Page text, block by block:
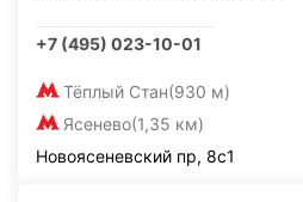
+7 (495) 023-10-01
Тёплый Стан(930 м)
Ясенево(1,35 км)
Новоясеневский пр, 8с1